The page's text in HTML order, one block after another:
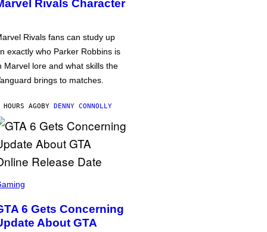
Rivals Character
Rivals fans can study up
exactly who Parker Robbins is
Marvel lore and what skills the
brings to matches.
AGOBY DENNY CONNOLLY
6 Gets Concerning
About GTA